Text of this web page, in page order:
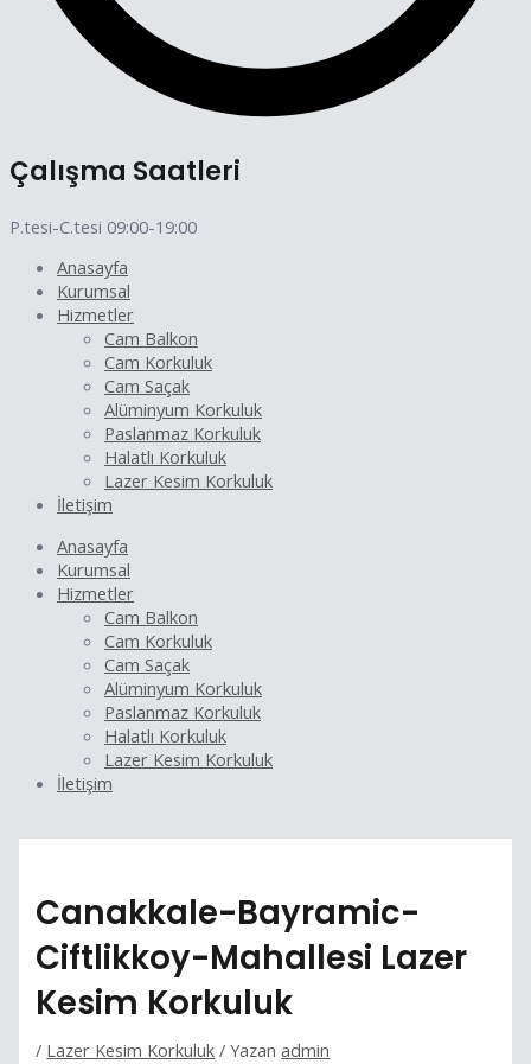
Çalışma Saatleri
P.tesi-C.tesi 09:00-19:00
Anasayfa
Kurumsal
Hizmetler
Cam Balkon
Cam Korkuluk
Cam Saçak
Alüminyum Korkuluk
Paslanmaz Korkuluk
Halatlı Korkuluk
Lazer Kesim Korkuluk
İletişim
Anasayfa
Kurumsal
Hizmetler
Cam Balkon
Cam Korkuluk
Cam Saçak
Alüminyum Korkuluk
Paslanmaz Korkuluk
Halatlı Korkuluk
Lazer Kesim Korkuluk
İletişim
Canakkale-Bayramic-
Ciftlikkoy-Mahallesi Lazer
Kesim Korkuluk
/ Lazer Kesim Korkuluk / Yazan admin